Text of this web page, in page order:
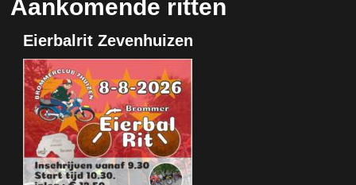
Aankomende ritten
Eierbalrit Zevenhuizen